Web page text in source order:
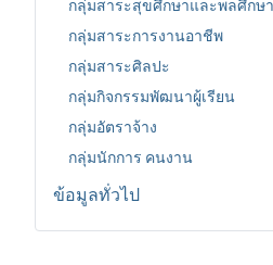
กลุ่มสาระสุขศึกษาและพลศึกษา
กลุ่มสาระการงานอาชีพ
กลุ่มสาระศิลปะ
กลุ่มกิจกรรมพัฒนาผู้เรียน
กลุ่มอัตราจ้าง
กลุ่มนักการ คนงาน
ข้อมูลทั่วไป